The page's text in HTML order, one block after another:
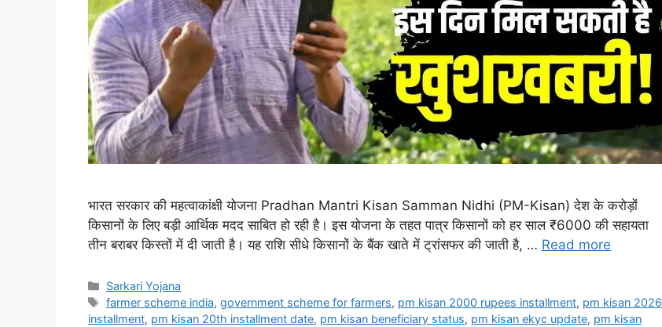
भारत सरकार की महत्वाकांक्षी योजना Pradhan Mantri Kisan Samman Nidhi (PM-Kisan) देश के करोड़ों
किसानों के लिए बड़ी आर्थिक मदद साबित हो रही है। इस योजना के तहत पात्र किसानों को हर साल ₹6000 की सहायता
तीन बराबर किस्तों में दी जाती है। यह राशि सीधे किसानों के बैंक खाते में ट्रांसफर की जाती है, … Read more
Categories
Sarkari Yojana
Tags
farmer scheme india,government scheme for farmers, pm kisan 2000 rupees installment, pm kisan 2026
installment, pm kisan 20th installment date, pm kisan beneficiary status, pm kisan ekyc update, pm kisan